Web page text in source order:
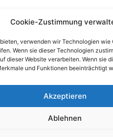
Cookie-Zustimmung
verwenden wir Technologien
Wenn sie dieser Technologien
dieser Website verarbeiten. Wenn sie
und Funktionen beeinträchtigt
Akzeptieren
Ablehnen